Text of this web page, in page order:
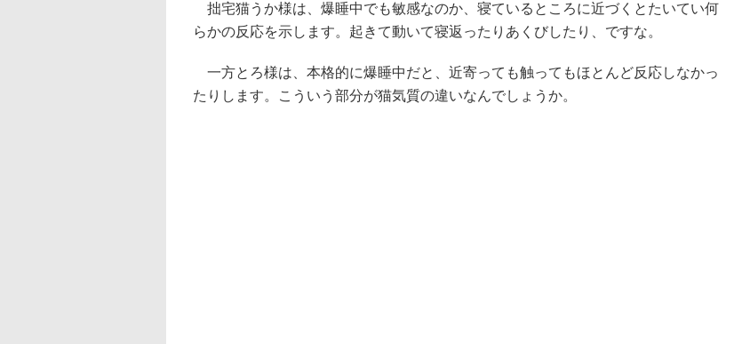
拙宅猫うか様は、爆睡中でも敏感なのか、寝ているところに近づくとたいてい何
らかの反応を示します。起きて動いて寝返ったりあくびしたり、ですな。
一方とろ様は、本格的に爆睡中だと、近寄っても触ってもほとんど反応しなかっ
たりします。こういう部分が猫気質の違いなんでしょうか。